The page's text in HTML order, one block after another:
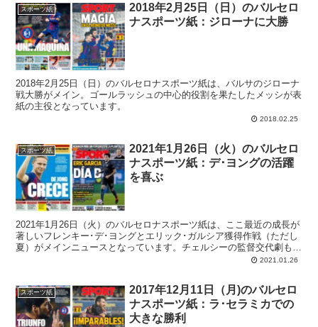
スポーツ紙
2018年2月25日（日）のバルセロ
ナスポーツ紙：ジローナに大勝
2018年2月25日（日）のバルセロナスポーツ紙は、バルサのジローナ
戦大勝がメイン。ゴールラッシュの中心的役割を果たしたメッシが表
紙の主役となっています。
2018.02.25
スポーツ紙
2021年1月26日（火）のバルセロ
ナスポーツ紙：デ･ヨングの活躍
を喜ぶ
2021年1月26日（火）のバルセロナスポーツ紙は、ここ最近の成長が
著しいフレンキー･デ･ヨングとエリック･ガルシア獲得作戦（ただし
夏）がメインニュースとなっています。チェルシーの監督交代劇も注
2021.01.26
スポーツ紙
2017年12月11日（月)のバルセロ
ナスポーツ紙：ラ･セラミカでの
大きな勝利